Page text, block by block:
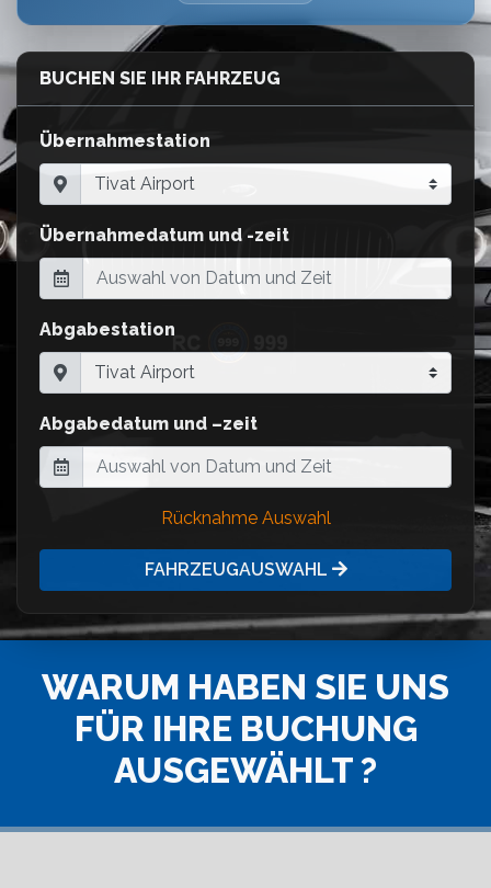
BUCHEN SIE IHR FAHRZEUG
Übernahmestation
Übernahmedatum und -zeit
Abgabestation
Abgabedatum und –zeit
Rücknahme Auswahl
FAHRZEUGAUSWAHL
WARUM HABEN SIE UNS
FÜR IHRE BUCHUNG
AUSGEWÄHLT ?